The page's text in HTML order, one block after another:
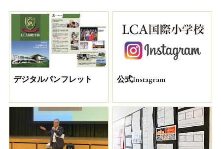
デジタルパンフレット 公式Instagram